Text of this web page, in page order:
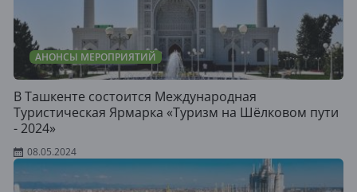
АНОНСЫ МЕРОПРИЯТИЙ
В Ташкенте состоится Международная
Туристическая Ярмарка «Туризм на Шёлковом пути
- 2024»
08.05.2024